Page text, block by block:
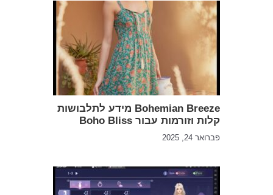
Bohemian Breeze מידע לתלבושות
קלות וזורמות עבור Boho Bliss
פברואר 24, 2025